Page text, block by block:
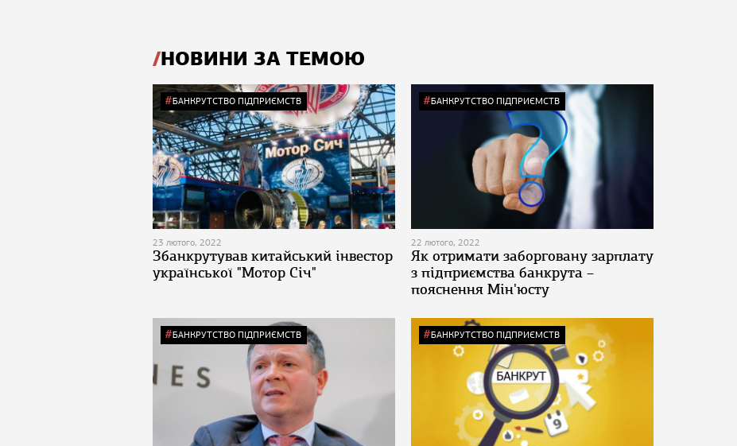
НОВИНИ ЗА ТЕМОЮ
БАНКРУТСТВО ПІДПРИЄМСТВ
23 лютого, 2022
Збанкрутував китайський інвестор
української "Мотор Січ"
БАНКРУТСТВО ПІДПРИЄМСТВ
22 лютого, 2022
Як отримати заборговану зарплату
з підприємства банкрута –
пояснення Мін'юсту
БАНКРУТСТВО ПІДПРИЄМСТВ БАНКРУТСТВО ПІДПРИЄМСТВ